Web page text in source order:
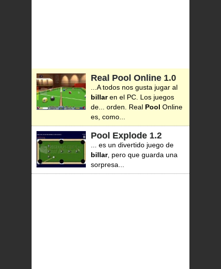
Real Pool Online 1.0
...A todos nos gusta jugar al
billaren el PC. Los juegos
de... orden. Real Pool Online
es, como...
Pool Explode 1.2
... es un divertido juego de
billar, pero que guarda una
sorpresa...